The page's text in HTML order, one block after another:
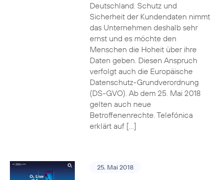
Deutschland. Schutz und
Sicherheit der Kundendaten nimmt
das Unternehmen deshalb sehr
ernst und es möchte den
Menschen die Hoheit über ihre
Daten geben. Diesen Anspruch
verfolgt auch die Europäische
Datenschutz-Grundverordnung
(DS-GVO). Ab dem 25. Mai 2018
gelten auch neue
Betroffenenrechte. Telefónica
erklärt auf […]
25. Mai 2018